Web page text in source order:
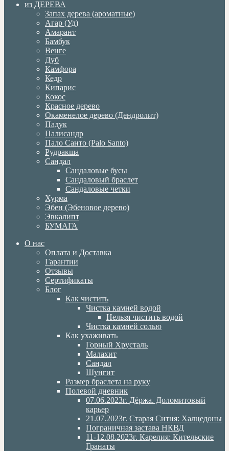
из ДЕРЕВА
Запах дерева (ароматные)
Агар (Уд)
Амарант
Бамбук
Венге
Дуб
Камфора
Кедр
Кипарис
Кокос
Красное дерево
Окаменелое дерево (Дендролит)
Падук
Палисандр
Пало Санто (Palo Santo)
Рудракша
Сандал
Сандаловые бусы
Сандаловый браслет
Сандаловые четки
Хурма
Эбен (Эбеновое дерево)
Эвкалипт
БУМАГА
О нас
Оплата и Доставка
Гарантии
Отзывы
Сертификаты
Блог
Как чистить
Чистка камней водой
Нельзя чистить водой
Чистка камней солью
Как ухаживать
Горный Хрусталь
Малахит
Сандал
Шунгит
Размер браслета на руку
Полевой дневник
07.06.2023г. Дёржа. Доломитовый
карьер
21.07.2023г. Старая Ситня: Халцедоны
Пограничная застава НКВД
11-12.08.2023г. Карелия: Кительские
Гранаты